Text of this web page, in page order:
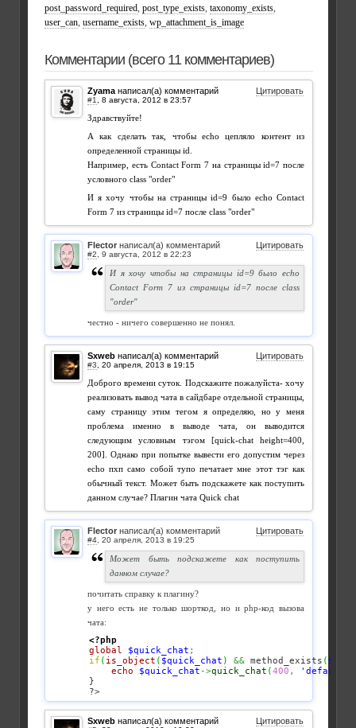
post_password_required, post_type_exists, taxonomy_exists,
user_can, username_exists, wp_attachment_is_image
Комментарии (всего 11 комментариев)
Zyama написал(а) комментарий Цитировать
#1
Здравствуйте!
А как сделать так, чтобы echo цепляло контент из
определенной страницы id.
Например, есть Contact Form 7 на страницы id=7 после
условного class "order"
И я хочу чтобы на страницы id=9 было echo Contact
Form 7 из страницы id=7 после сlass "order"
Flector написал(а) комментарий Цитировать
#2
И я хочу чтобы на страницы id=9 было echo
Contact Form 7 из страницы id=7 после сlass
"order"
честно - ничего совершенно не понял.
Sxweb написал(а) комментарий Цитировать
#3
Доброго времени суток. Подскажите пожалуйста- хочу
реализовать вывод чата в сайдбаре отдельной страницы,
саму страницу этим тегом я определяю, но у меня
проблема именно в выводе чата, он выводится
следующим условным тэгом [quick-chat height=400,
200]. Однако при попытке вывести его допустим через
echo пхп само собой тупо печатает мне этот тэг как
обычный текст. Может быть подскажете как поступить
данном случае? Плагин чата Quick chat
Flector написал(а) комментарий Цитировать
#4
Может быть подскажете как поступить
данном случае?
почитать справку к плагину?
у него есть не только шорткод, но и php-код вызова
чата:
<?php
global
$quick_chat ;
if ( is_object ( $quick_chat ) && method_exists (
echo
$quick_chat ->quick_chat (400 , 'default'
}
?>
Sxweb написал(а) комментарий Цитировать